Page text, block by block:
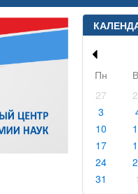
Пн
27
3
10
17
24
31
1